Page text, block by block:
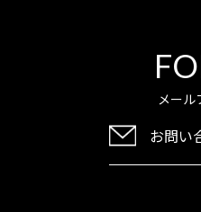
メール
お問い